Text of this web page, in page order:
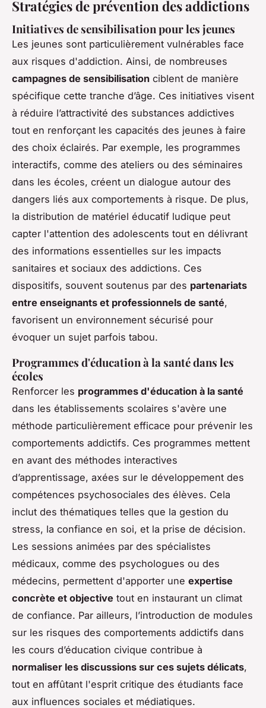
Stratégies de prévention des addictions
Initiatives de sensibilisation pour les jeunes
Les jeunes sont particulièrement vulnérables face
aux risques d'addiction. Ainsi, de nombreuses
campagnes de sensibilisation ciblent de manière
spécifique cette tranche d’âge. Ces initiatives visent
à réduire l’attractivité des substances addictives
tout en renforçant les capacités des jeunes à faire
des choix éclairés. Par exemple, les programmes
interactifs, comme des ateliers ou des séminaires
dans les écoles, créent un dialogue autour des
dangers liés aux comportements à risque. De plus,
la distribution de matériel éducatif ludique peut
capter l'attention des adolescents tout en délivrant
des informations essentielles sur les impacts
sanitaires et sociaux des addictions. Ces
dispositifs, souvent soutenus par des partenariats
entre enseignants et professionnels de santé,
favorisent un environnement sécurisé pour
évoquer un sujet parfois tabou.
Programmes d'éducation à la santé dans les
écoles
Renforcer les programmes d'éducation à la santé
dans les établissements scolaires s'avère une
méthode particulièrement efficace pour prévenir les
comportements addictifs. Ces programmes mettent
en avant des méthodes interactives
d’apprentissage, axées sur le développement des
compétences psychosociales des élèves. Cela
inclut des thématiques telles que la gestion du
stress, la confiance en soi, et la prise de décision.
Les sessions animées par des spécialistes
médicaux, comme des psychologues ou des
médecins, permettent d'apporter une expertise
concrète et objective tout en instaurant un climat
de confiance. Par ailleurs, l’introduction de modules
sur les risques des comportements addictifs dans
les cours d’éducation civique contribue à
normaliser les discussions sur ces sujets délicats,
tout en affûtant l'esprit critique des étudiants face
aux influences sociales et médiatiques.